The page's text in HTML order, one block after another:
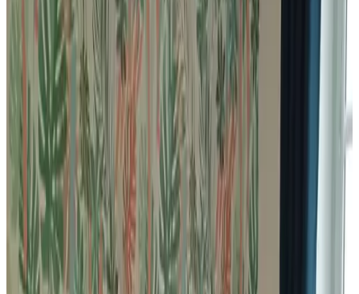
Climatisation
Baignoire
Terrasse privée
Cuisine privée
Accessibilité
Accessible en fauteuil roulant
Logement situé entièrement au rez-de-chaussée
Étages supérieurs accessibles par ascenseur
Adultes uniquement